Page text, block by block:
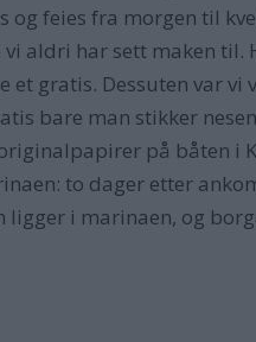
og feies fra morgen til
aldri har sett maken
gratis. Dessuten var
bare man stikker
på båten i
to dager etter
i marinaen, og